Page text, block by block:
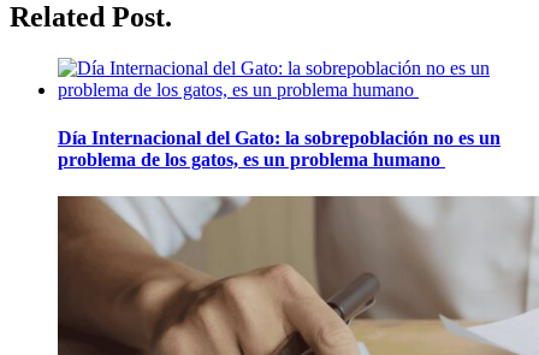
Related Post.
Día Internacional del Gato: la sobrepoblación no es un
problema de los gatos, es un problema humano